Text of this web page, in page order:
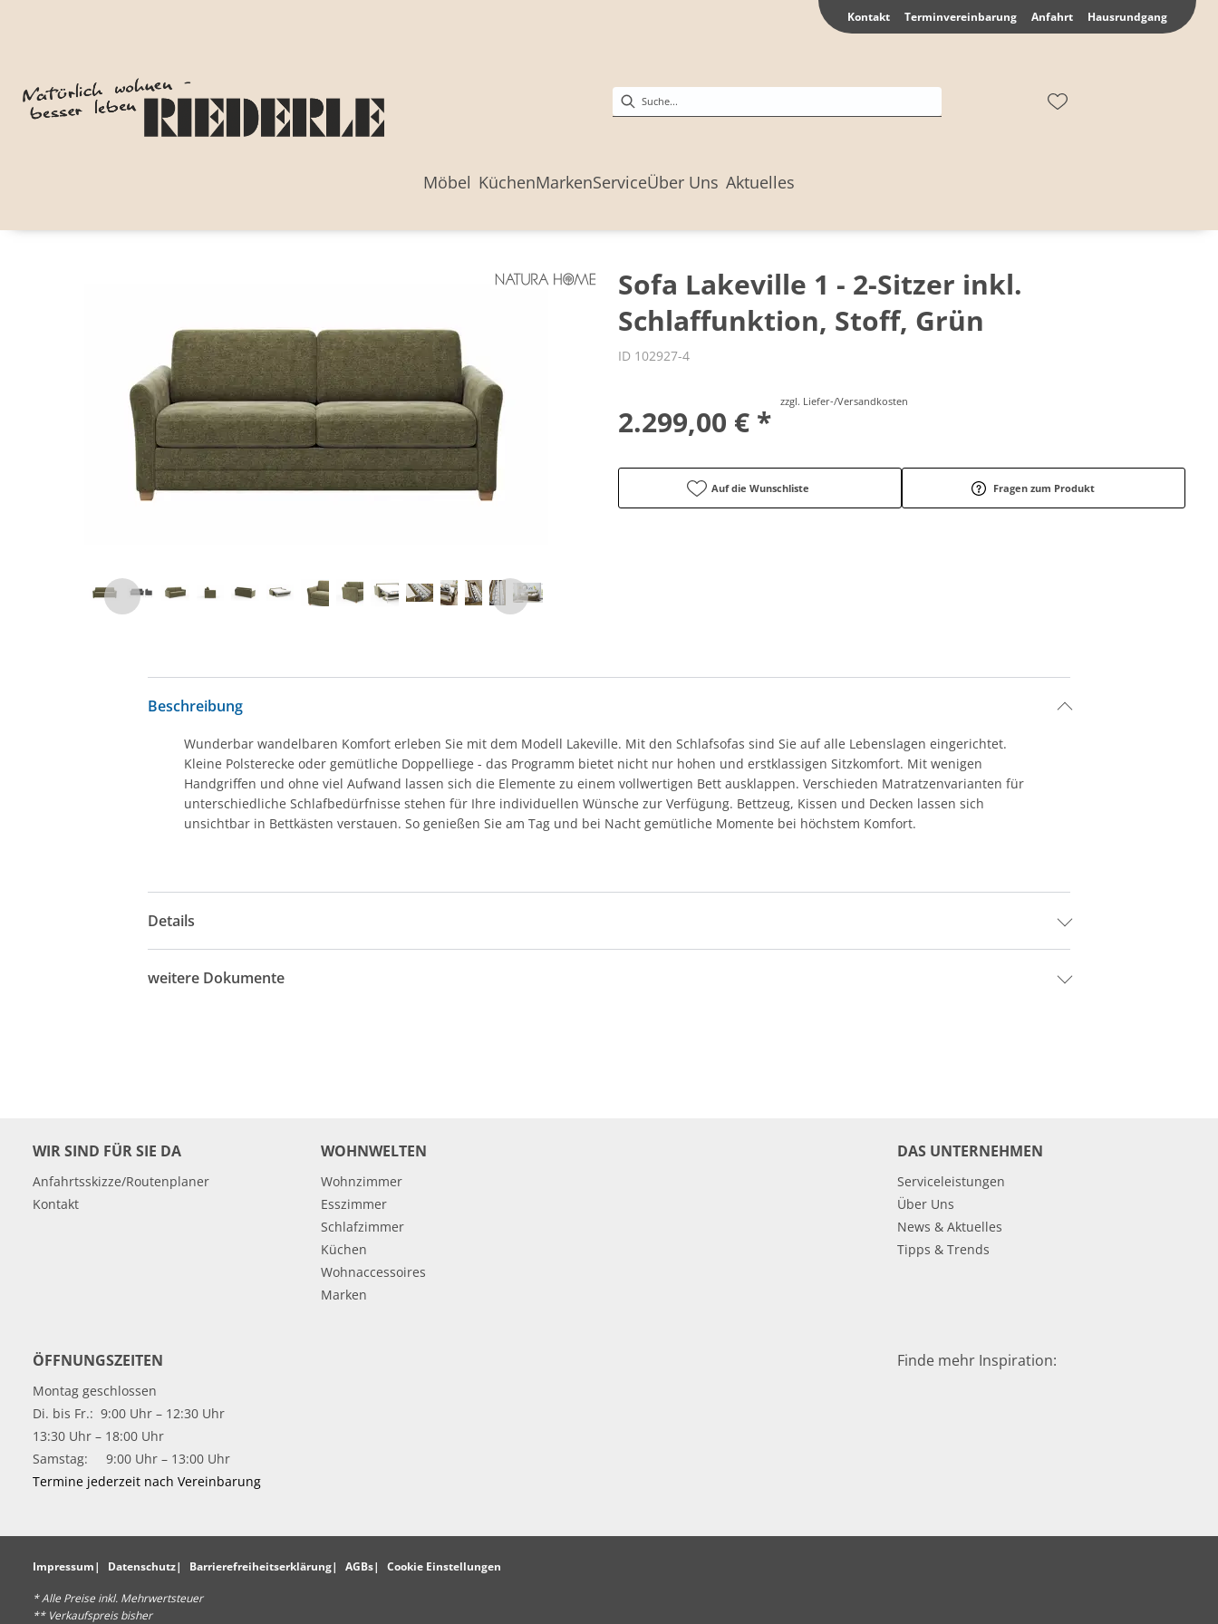
Kontakt Terminvereinbarung Anfahrt Hausrundgang
Möbel KüchenMarkenServiceÜber Uns Aktuelles
Sofa Lakeville 1 - 2-Sitzer inkl.
Schlaffunktion, Stoff, Grün
ID 102927-4
2.299,00 € *
zzgl. Liefer-/Versandkosten
Auf die Wunschliste Fragen zum Produkt
Beschreibung
Wunderbar wandelbaren Komfort erleben Sie mit dem Modell Lakeville. Mit den Schlafsofas sind Sie auf alle Lebenslagen eingerichtet.
Kleine Polsterecke oder gemütliche Doppelliege - das Programm bietet nicht nur hohen und erstklassigen Sitzkomfort. Mit wenigen
Handgriffen und ohne viel Aufwand lassen sich die Elemente zu einem vollwertigen Bett ausklappen. Verschieden Matratzenvarianten für
unterschiedliche Schlafbedürfnisse stehen für Ihre individuellen Wünsche zur Verfügung. Bettzeug, Kissen und Decken lassen sich
unsichtbar in Bettkästen verstauen. So genießen Sie am Tag und bei Nacht gemütliche Momente bei höchstem Komfort.
Details
weitere Dokumente
WIR SIND FÜR SIE DA
Anfahrtsskizze/Routenplaner
Kontakt
WOHNWELTEN
Wohnzimmer
Esszimmer
Schlafzimmer
Küchen
Wohnaccessoires
Marken
DAS UNTERNEHMEN
Serviceleistungen
Über Uns
News & Aktuelles
Tipps & Trends
ÖFFNUNGSZEITEN
Montag geschlossen
Di. bis Fr.: 9:00 Uhr – 12:30 Uhr
13:30 Uhr – 18:00 Uhr
Samstag: 9:00 Uhr – 13:00 Uhr
Termine jederzeit nach Vereinbarung
Finde mehr Inspiration:
Impressum Datenschutz Barrierefreiheitserklärung AGBs Cookie Einstellungen
* Alle Preise inkl. Mehrwertsteuer
** Verkaufspreis bisher